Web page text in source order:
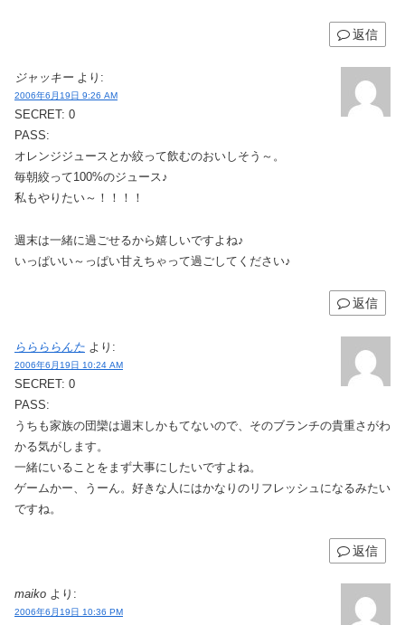
返信
ジャッキー より:
2006年6月19日 9:26 AM
SECRET: 0
PASS:
オレンジジュースとか絞って飲むのおいしそう～。
毎朝絞って100%のジュース♪
私もやりたい～！！！！
週末は一緒に過ごせるから嬉しいですよね♪
いっぱいい～っぱい甘えちゃって過ごしてください♪
返信
ららららんた より:
2006年6月19日 10:24 AM
SECRET: 0
PASS:
うちも家族の団欒は週末しかもてないので、そのブランチの貴重さがわ
かる気がします。
一緒にいることをまず大事にしたいですよね。
ゲームかー、うーん。好きな人にはかなりのリフレッシュになるみたい
ですね。
返信
maiko より:
2006年6月19日 10:36 PM